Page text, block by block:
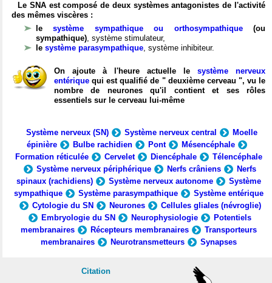
Le SNA est composé de deux systèmes antagonistes de l'activité
des mêmes viscères :
lesystème sympathique ou orthosympathique(ou
sympathique), système stimulateur,
le système parasympathique, système inhibiteur.
On ajoute à l'heure actuelle le système nerveux
entérique qui est qualifié de " deuxième cerveau ", vu le
nombre de neurones qu'il contient et ses rôles
essentiels sur le cerveau lui-même
Système nerveux (SN) Système nerveux central
Moelle
épinière
Bulbe rachidien Pont
Mésencéphale
Formation réticulée
Cervelet Diencéphale
Télencéphale
Système nerveux périphérique
Nerfs crâniens
Nerfs
spinaux (rachidiens)
Système nerveux autonome
Système
sympathique
Système parasympathique
Système entérique
Cytologie du SN
Neurones
Cellules gliales (névroglie)
Embryologie du SN
Neurophysiologie
Potentiels
membranaires
Récepteurs membranaires
Transporteurs
membranaires
Neurotransmetteurs Synapses
Citation